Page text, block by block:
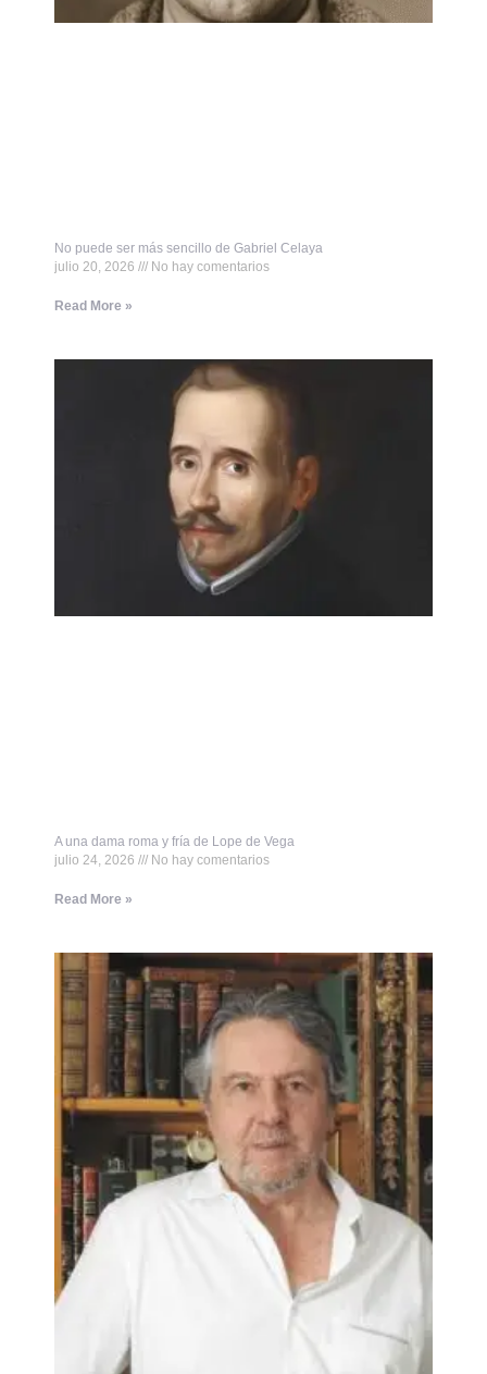
No puede ser más sencillo de Gabriel Celaya
julio 20, 2026
No hay comentarios
Read More »
A una dama roma y fría de Lope de Vega
julio 24, 2026
No hay comentarios
Read More »